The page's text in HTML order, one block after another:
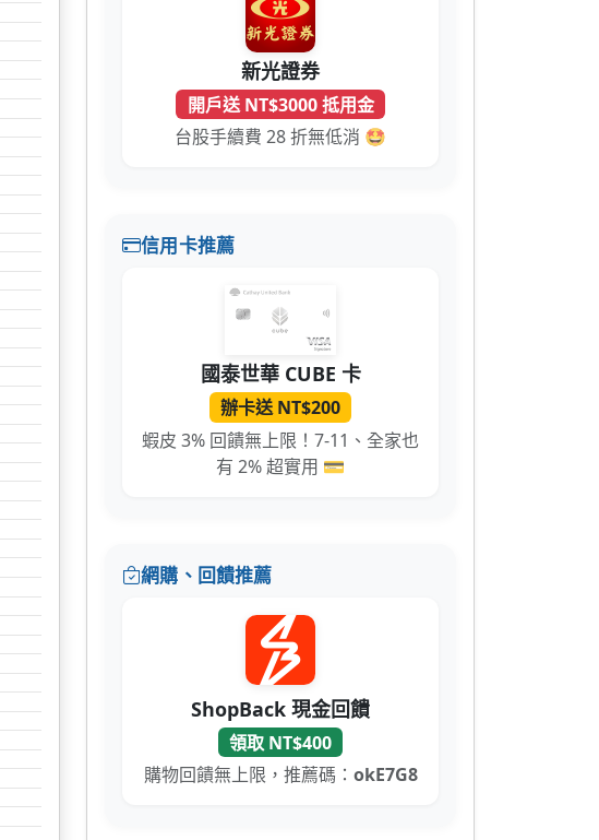
新光證券
開戶送 NT$3000 抵用金
台股手續費 28 折無低消 🤩
信用卡推薦
國泰世華 CUBE 卡
辦卡送 NT$200
蝦皮 3% 回饋無上限！7-11、全家也
有 2% 超實用 💳
網購、回饋推薦
ShopBack 現金回饋
領取 NT$400
購物回饋無上限，推薦碼： okE7G8